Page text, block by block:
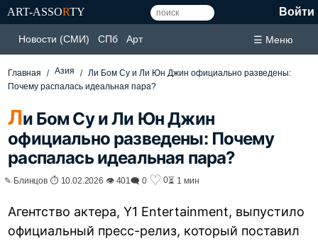
ART-ASSORTY Войти
Новости (СМИ) СПб Арт ☰ Меню
Главная Азия
Ли Бом Су и Ли Юн Джин официально разведены:
Почему распалась идеальная пара?
Ли Бом Су и Ли Юн Джин
официально разведены: Почему
распалась идеальная пара?
✎ Блинцов ⏱ 10.02.2026 👁 401🗨 0 ♡ 0⏳ 1 мин
Агентство актера, Y1 Entertainment, выпустило
официальный пресс-релиз, который поставил